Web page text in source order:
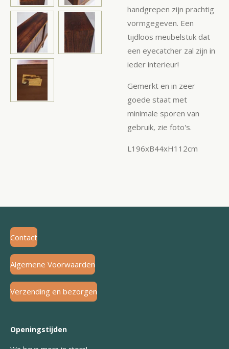
handgrepen zijn prachtig
vormgegeven. Een
tijdloos meubelstuk dat
een eyecatcher zal zijn in
ieder interieur!
Gemerkt en in zeer
goede staat met
minimale sporen van
gebruik, zie foto's.
L196xB44xH112cm
Contact
Algemene Voorwaarden
Verzending en bezorgen
Openingstijden